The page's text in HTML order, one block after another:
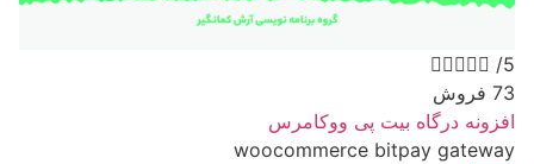
 /5
73 فروش
افزونه درگاه بیت پی ووکامرس
woocommerce bitpay gateway